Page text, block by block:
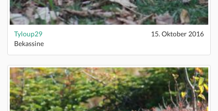
Tyloup29
15. Oktober 2016
Bekassine